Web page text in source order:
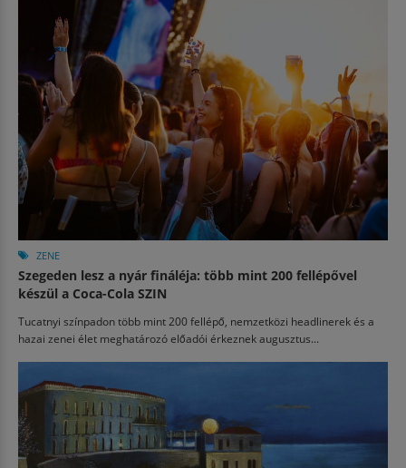
ZENE
Szegeden lesz a nyár fináléja: több mint 200 fellépővel
készül a Coca-Cola SZIN
Tucatnyi színpadon több mint 200 fellépő, nemzetközi headlinerek és a
hazai zenei élet meghatározó előadói érkeznek augusztus...